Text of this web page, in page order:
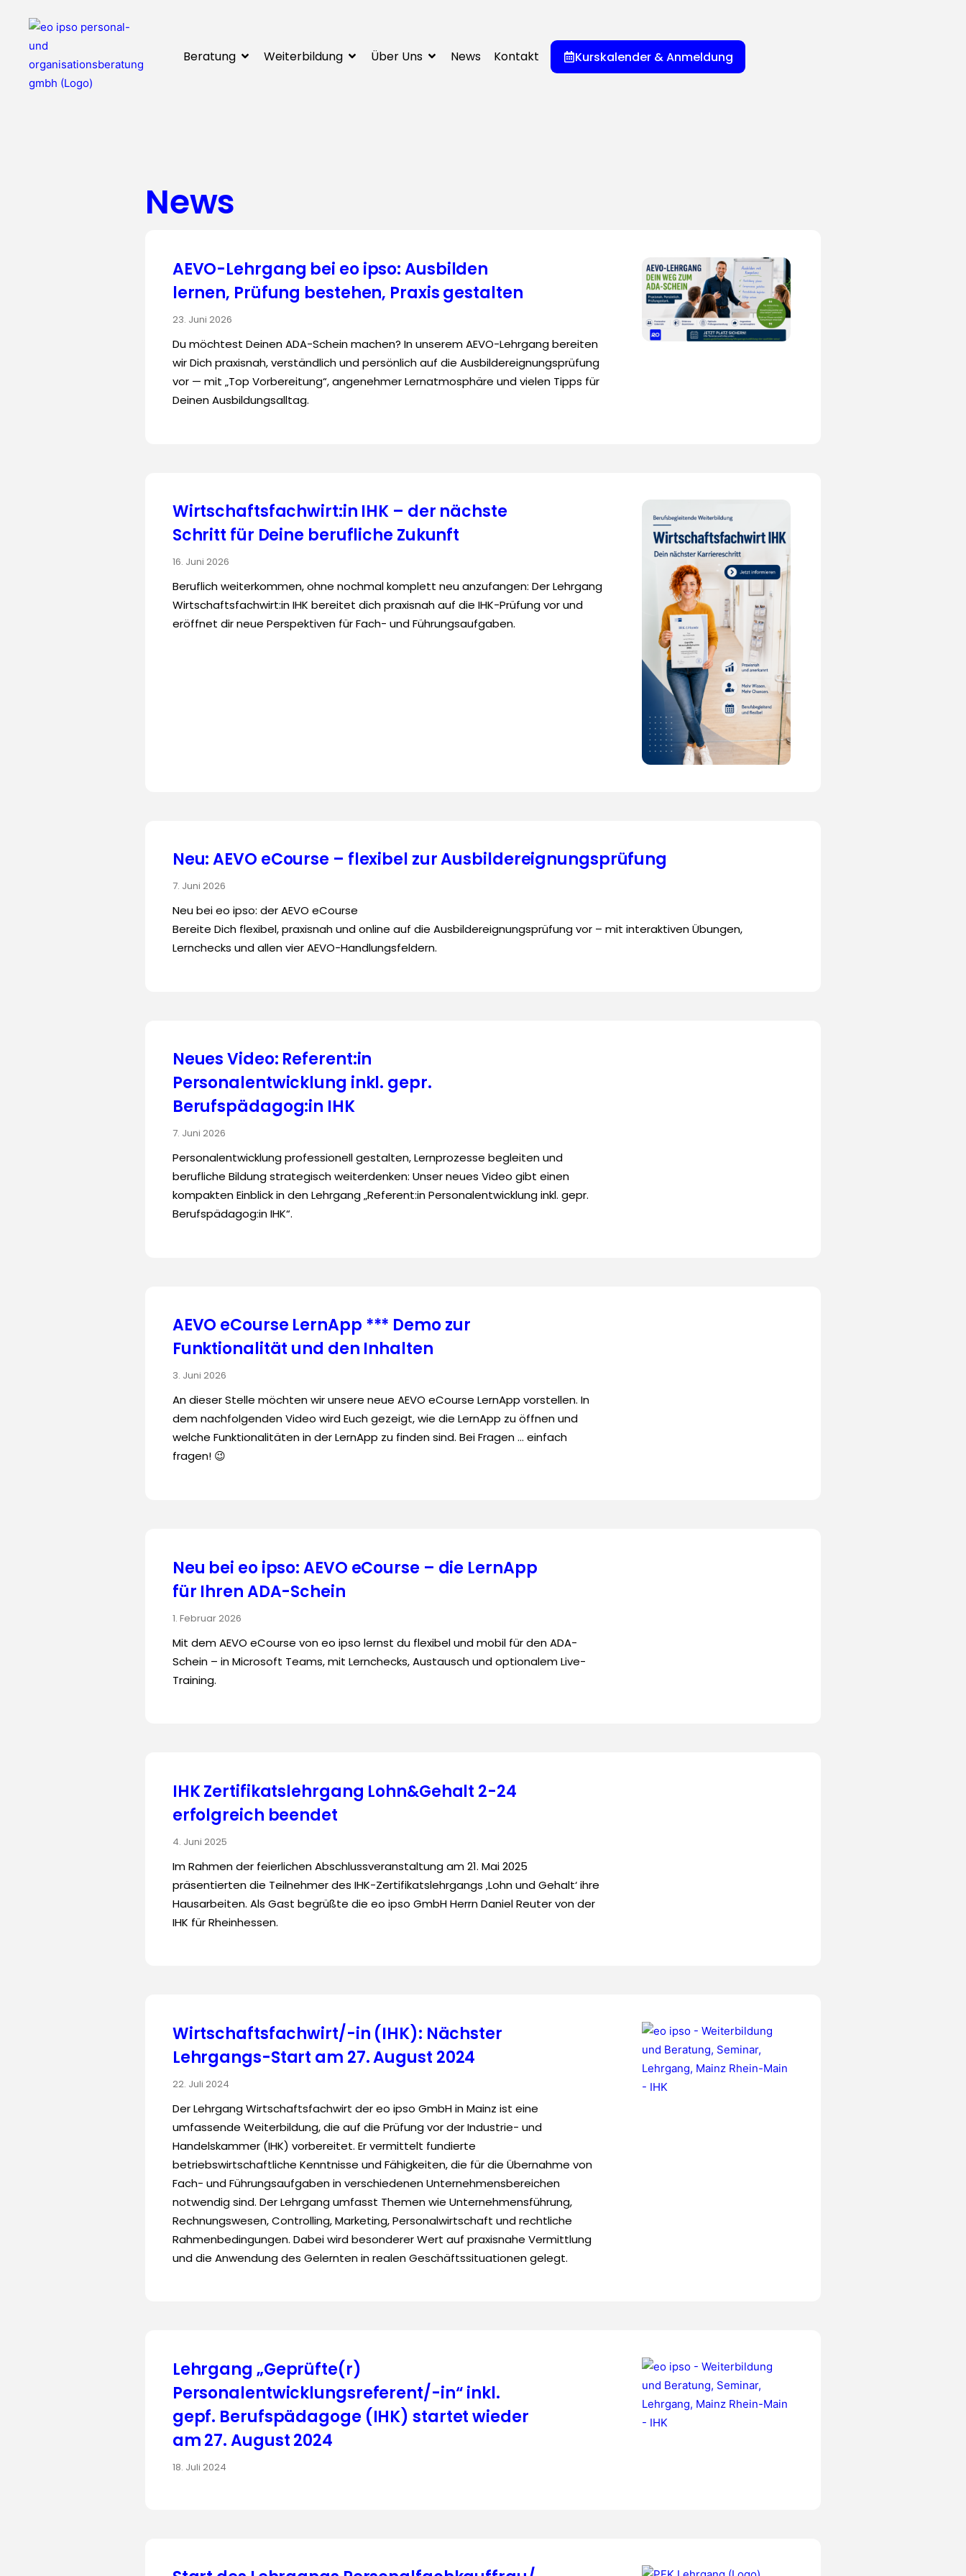
Beratung Weiterbildung Über Uns News Kontakt Kurskalender & Anmeldung
News
AEVO-Lehrgang bei eo ipso: Ausbilden
lernen, Prüfung bestehen, Praxis gestalten
23. Juni 2026
Du möchtest Deinen ADA-Schein machen? In unserem AEVO-Lehrgang bereiten
wir Dich praxisnah, verständlich und persönlich auf die Ausbildereignungsprüfung
vor — mit „Top Vorbereitung“, angenehmer Lernatmosphäre und vielen Tipps für
Deinen Ausbildungsalltag.
Wirtschaftsfachwirt:in IHK – der nächste
Schritt für Deine berufliche Zukunft
16. Juni 2026
Beruflich weiterkommen, ohne nochmal komplett neu anzufangen: Der Lehrgang
Wirtschaftsfachwirt:in IHK bereitet dich praxisnah auf die IHK-Prüfung vor und
eröffnet dir neue Perspektiven für Fach- und Führungsaufgaben.
Neu: AEVO eCourse – flexibel zur Ausbildereignungsprüfung
7. Juni 2026
Neu bei eo ipso: der AEVO eCourse
Bereite Dich flexibel, praxisnah und online auf die Ausbildereignungsprüfung vor – mit interaktiven Übungen,
Lernchecks und allen vier AEVO-Handlungsfeldern.
Neues Video: Referent:in
Personalentwicklung inkl. gepr.
Berufspädagog:in IHK
7. Juni 2026
Personalentwicklung professionell gestalten, Lernprozesse begleiten und
berufliche Bildung strategisch weiterdenken: Unser neues Video gibt einen
kompakten Einblick in den Lehrgang „Referent:in Personalentwicklung inkl. gepr.
Berufspädagog:in IHK“.
AEVO eCourse LernApp *** Demo zur
Funktionalität und den Inhalten
3. Juni 2026
An dieser Stelle möchten wir unsere neue AEVO eCourse LernApp vorstellen. In
dem nachfolgenden Video wird Euch gezeigt, wie die LernApp zu öffnen und
welche Funktionalitäten in der LernApp zu finden sind. Bei Fragen … einfach
fragen! 😉
Neu bei eo ipso: AEVO eCourse – die LernApp
für Ihren ADA-Schein
1. Februar 2026
Mit dem AEVO eCourse von eo ipso lernst du flexibel und mobil für den ADA-
Schein – in Microsoft Teams, mit Lernchecks, Austausch und optionalem Live-
Training.
IHK Zertifikatslehrgang Lohn&Gehalt 2-24
erfolgreich beendet
4. Juni 2025
Im Rahmen der feierlichen Abschlussveranstaltung am 21. Mai 2025
präsentierten die Teilnehmer des IHK-Zertifikatslehrgangs ‚Lohn und Gehalt‘ ihre
Hausarbeiten. Als Gast begrüßte die eo ipso GmbH Herrn Daniel Reuter von der
IHK für Rheinhessen.
Wirtschaftsfachwirt/-in (IHK): Nächster
Lehrgangs-Start am 27. August 2024
22. Juli 2024
Der Lehrgang Wirtschaftsfachwirt der eo ipso GmbH in Mainz ist eine
umfassende Weiterbildung, die auf die Prüfung vor der Industrie- und
Handelskammer (IHK) vorbereitet. Er vermittelt fundierte
betriebswirtschaftliche Kenntnisse und Fähigkeiten, die für die Übernahme von
Fach- und Führungsaufgaben in verschiedenen Unternehmensbereichen
notwendig sind. Der Lehrgang umfasst Themen wie Unternehmensführung,
Rechnungswesen, Controlling, Marketing, Personalwirtschaft und rechtliche
Rahmenbedingungen. Dabei wird besonderer Wert auf praxisnahe Vermittlung
und die Anwendung des Gelernten in realen Geschäftssituationen gelegt.
Lehrgang „Geprüfte(r)
Personalentwicklungsreferent/-in“ inkl.
gepf. Berufspädagoge (IHK) startet wieder
am 27. August 2024
18. Juli 2024